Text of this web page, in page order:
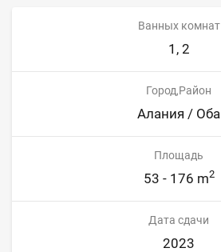
Ванных комнат
1, 2
Город,Район
Алания / Оба
Площадь
53 - 176 m2
Дата сдачи
2023